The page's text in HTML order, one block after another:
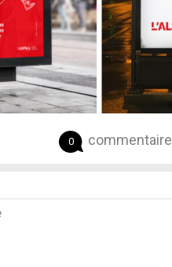
0 commentaire